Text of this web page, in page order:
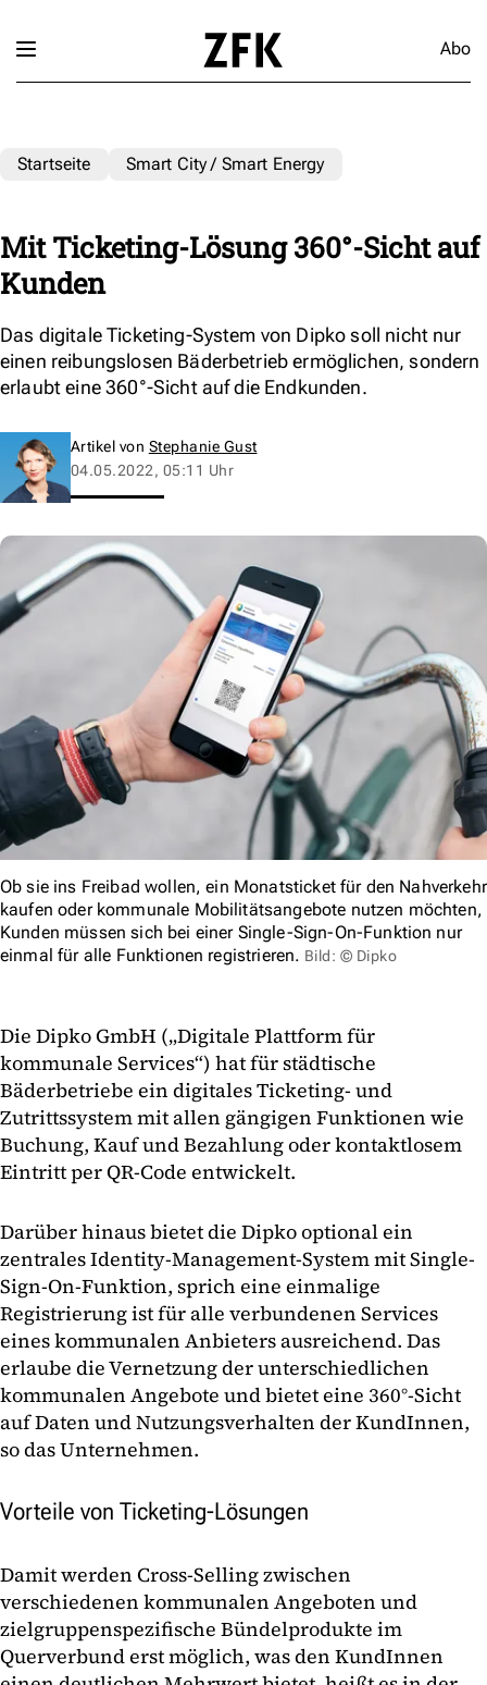
Abo
Startseite Smart City / Smart Energy
Mit Ticketing-Lösung 360°-Sicht auf
Kunden
Das digitale Ticketing-System von Dipko soll nicht nur
einen reibungslosen Bäderbetrieb ermöglichen, sondern
erlaubt eine 360°-Sicht auf die Endkunden.
Artikel von Stephanie Gust
04.05.2022, 05:11 Uhr
Ob sie ins Freibad wollen, ein Monatsticket für den Nahverkehr
kaufen oder kommunale Mobilitätsangebote nutzen möchten,
Kunden müssen sich bei einer Single-Sign-On-Funktion nur
einmal für alle Funktionen registrieren. Bild: © Dipko
Die Dipko GmbH („Digitale Plattform für
kommunale Services“) hat für städtische
Bäderbetriebe ein digitales Ticketing- und
Zutrittssystem mit allen gängigen Funktionen wie
Buchung, Kauf und Bezahlung oder kontaktlosem
Eintritt per QR-Code entwickelt.
Darüber hinaus bietet die Dipko optional ein
zentrales Identity-Management-System mit Single-
Sign-On-Funktion, sprich eine einmalige
Registrierung ist für alle verbundenen Services
eines kommunalen Anbieters ausreichend. Das
erlaube die Vernetzung der unterschiedlichen
kommunalen Angebote und bietet eine 360°-Sicht
auf Daten und Nutzungsverhalten der KundInnen,
so das Unternehmen.
Vorteile von Ticketing-Lösungen
Damit werden Cross-Selling zwischen
verschiedenen kommunalen Angeboten und
zielgruppenspezifische Bündelprodukte im
Querverbund erst möglich, was den KundInnen